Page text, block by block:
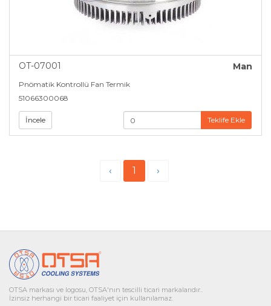
OT-07001 Man
Pnömatik Kontrollü Fan Termik
51066300068
İncele Teklife Ekle
‹ 1 ›
OTSA markası ve logosu, OTSA'nın tescilli ticari markalarıdır..
İzinsiz herhangi bir ticari faaliyet için kullanılamaz.